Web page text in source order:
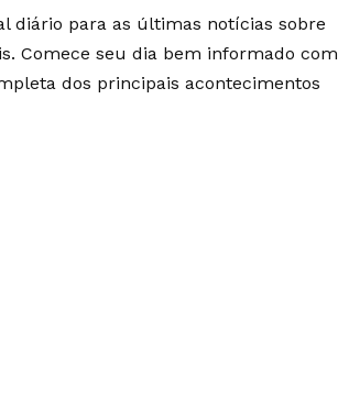
diário para as últimas notícias sobre
Comece seu dia bem informado com
dos principais acontecimentos